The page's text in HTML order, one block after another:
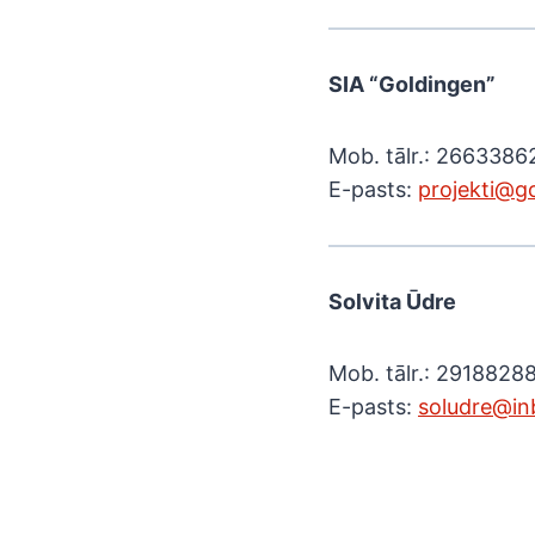
SIA “Goldingen”
Mob. tālr.:
E-pasts:
Solvita Ūdre
Mob. tālr.: 29188288
E-pasts: solu